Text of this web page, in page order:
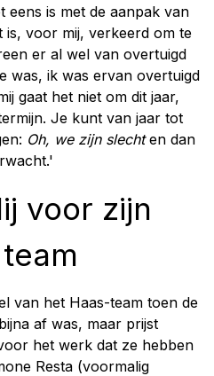
eens is met de aanpak van
is, voor mij, verkeerd om te
er al wel van overtuigd
was, ik was ervan overtuigd
gaat het niet om dit jaar,
Je kunt van jaar tot
Oh, we zijn slechten dan
voor zijn
van het Haas-team toen de
af was, maar prijst
het werk dat ze hebben
Resta (voormalig